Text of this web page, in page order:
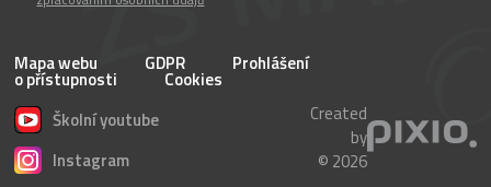
Mapa webu GDPR Prohlášení
o přístupnosti
Cookies
Školní youtube
Instagram
Created
by
© 2026